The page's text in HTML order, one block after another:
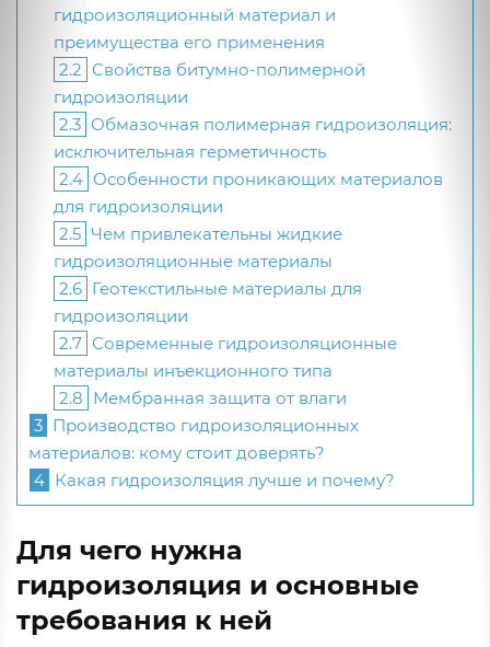
гидроизоляционный материал и
преимущества его применения
2.2 Свойства битумно-полимерной
гидроизоляции
2.3 Обмазочная полимерная гидроизоляция:
исключительная герметичность
2.4 Особенности проникающих материалов
для гидроизоляции
2.5 Чем привлекательны жидкие
гидроизоляционные материалы
2.6 Геотекстильные материалы для
гидроизоляции
2.7 Современные гидроизоляционные
материалы инъекционного типа
2.8 Мембранная защита от влаги
3 Производство гидроизоляционных
материалов: кому стоит доверять?
4 Какая гидроизоляция лучше и почему?
Для чего нужна
гидроизоляция и основные
требования к ней